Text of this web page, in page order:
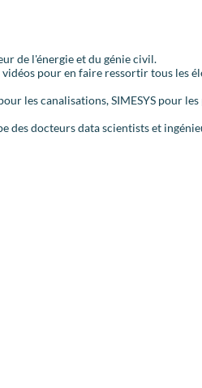
de l'énergie et du génie civil.
pour en faire ressortir tous les
les canalisations, SIMESYS pour
des docteurs data scientists et